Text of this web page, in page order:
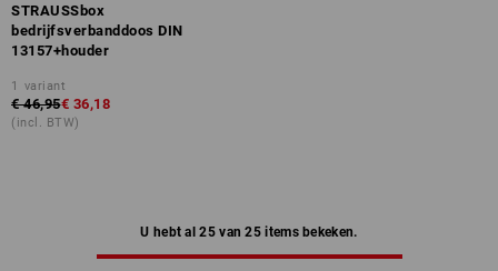
STRAUSSbox
bedrijfsverbanddoos DIN
13157+houder
1 variant
€ 46,95€ 36,18
(incl. BTW)
U hebt al 25 van 25 items bekeken.